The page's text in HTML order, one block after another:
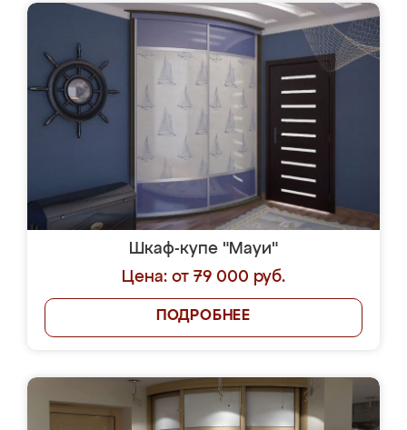
Шкаф-купе "Мауи"
Цена: от 79 000 руб.
ПОДРОБНЕЕ